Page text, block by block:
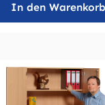
In den Warenkorb